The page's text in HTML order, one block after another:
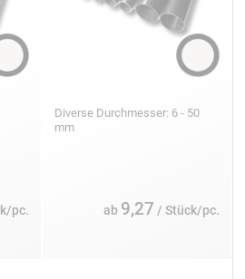
pc.
Diverse Durchmesser: 6 - 50
mm
ab 9,27 / Stück/pc.